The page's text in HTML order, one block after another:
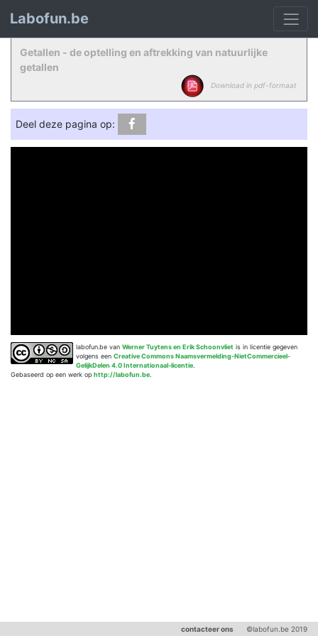
Labofun.be
Getallen - de optelling en aftrekking van natuurlijke
getallen
Download in pdf-formaat
Deel deze pagina op:
labofun.be van Werner Tuytens en Erik Schoonvliet is in licentie gegeven
volgens een Creative Commons Naamsvermelding-NietCommercieel-
GelijkDelen 4.0 Internationaal-licentie
Gebaseerd op een werk op http://labofun.be
contacteer ons ©labofun.be 2019